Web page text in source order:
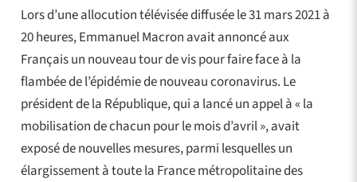
Lors d’une allocution télévisée diffusée le 31 mars 2021 à
20 heures, Emmanuel Macron avait annoncé aux
Français un nouveau tour de vis pour faire face à la
flambée de l’épidémie de nouveau coronavirus. Le
président de la République, qui a lancé un appel à « la
mobilisation de chacun pour le mois d’avril », avait
exposé de nouvelles mesures, parmi lesquelles un
élargissement à toute la France métropolitaine des